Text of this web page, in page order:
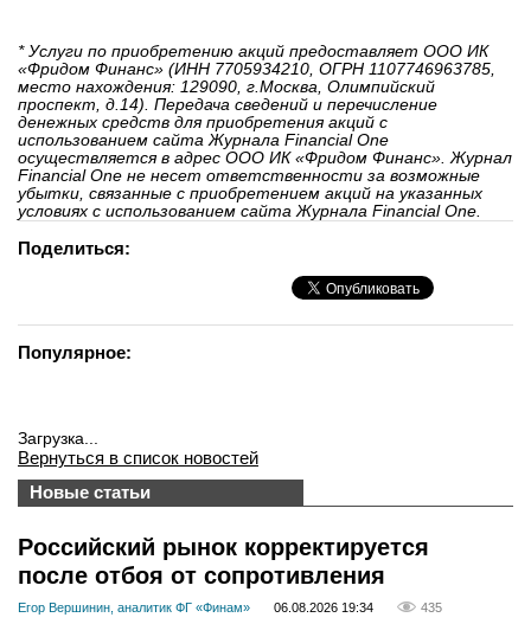
* Услуги по приобретению акций предоставляет ООО ИК
«Фридом Финанс» (ИНН 7705934210, ОГРН 1107746963785,
место нахождения: 129090, г.Москва, Олимпийский
проспект, д.14). Передача сведений и перечисление
денежных средств для приобретения акций с
использованием сайта Журнала Financial One
осуществляется в адрес ООО ИК «Фридом Финанс». Журнал
Financial One не несет ответственности за возможные
убытки, связанные с приобретением акций на указанных
условиях с использованием сайта Журнала Financial One.
Поделиться:
Популярное:
Загрузка...
Вернуться в список новостей
Новые статьи
Российский рынок корректируется
после отбоя от сопротивления
Егор Вершинин, аналитик ФГ «Финам» 06.08.2026 19:34 435